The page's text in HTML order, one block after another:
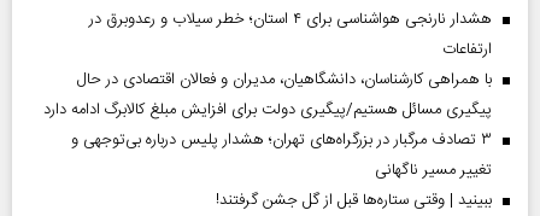
هشدار نارنجی هواشناسی برای ۴ استان؛ خطر سیلاب و رعدوبرق در
ارتفاعات
با همراهی کارشناسان، دانشگاهیان، مدیران و فعالان اقتصادی در حال
پیگیری مسائل هستیم/پیگیری دولت برای افزایش مبلغ کالابرگ ادامه دارد
۳ تصادف مرگبار در بزرگراه‌های تهران؛ هشدار پلیس درباره بی‌توجهی و
تغییر مسیر ناگهانی
ببینید | وقتی ستاره‌ها قبل از گل جشن گرفتند!